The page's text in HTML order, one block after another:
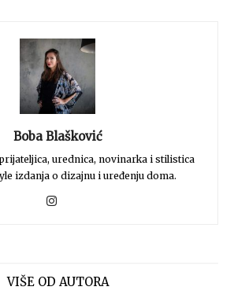
Boba Blašković
urednica, novinarka i stilistica
izdanja o dizajnu i uređenju doma.
VIŠE OD AUTORA